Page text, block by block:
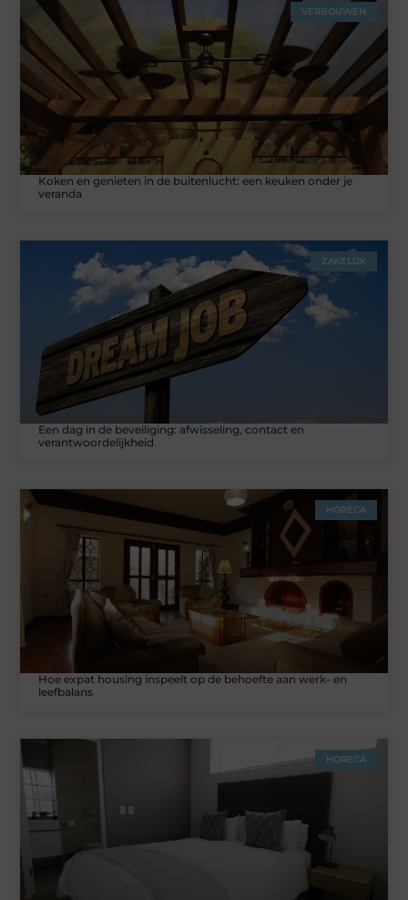
VERBOUWEN
Koken en genieten in de buitenlucht: een keuken onder je
veranda
ZAKELIJK
Een dag in de beveiliging: afwisseling, contact en
verantwoordelijkheid
HORECA
Hoe expat housing inspeelt op de behoefte aan werk- en
leefbalans
HORECA